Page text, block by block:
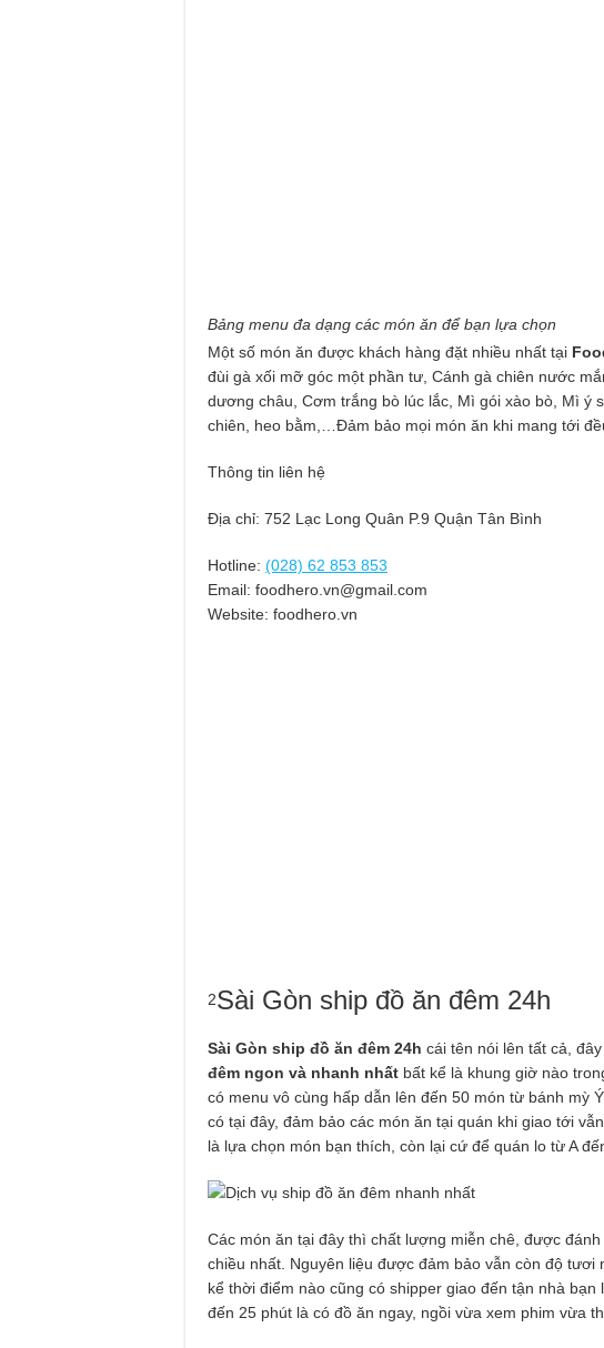
Bảng menu đa dạng các món ăn để bạn lựa chọn
Một số món ăn được khách hàng đặt nhiều nhất tại
đùi gà xối mỡ góc một phần tư, Cánh gà chiên nước
dương châu, Cơm trắng bò lúc lắc, Mì gói xào bò, Mì ý
chiên, heo bằm,…Đảm bảo mọi món ăn khi mang tới
Thông tin liên hệ
Địa chỉ: 752 Lạc Long Quân P.9 Quận Tân Bình
Hotline: (028) 62 853 853
Email: foodhero.vn@gmail.com
Website: foodhero.vn
2Sài Gòn ship đồ ăn đêm 24h
Sài Gòn ship đồ ăn đêm 24h cái tên nói lên tất cả,
đêm ngon và nhanh nhất bất kể là khung giờ nào
có menu vô cùng hấp dẫn lên đến 50 món từ bánh mỳ
có tại đây, đảm bảo các món ăn tại quán khi giao tới
là lựa chọn món bạn thích, còn lại cứ để quán lo từ A
Các món ăn tại đây thì chất lượng miễn chê, được
chiều nhất. Nguyên liệu được đảm bảo vẫn còn độ tươi
kể thời điểm nào cũng có shipper giao đến tận nhà
đến 25 phút là có đồ ăn ngay, ngồi vừa xem phim vừa